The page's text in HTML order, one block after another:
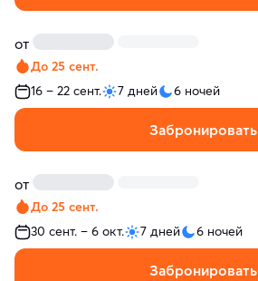
от
До 25 сент.
16 – 22 сент.
7 дней 6 ночей
Забронировать
от
До 25 сент.
30 сент. – 6 окт.
7 дней 6 ночей
Забронировать